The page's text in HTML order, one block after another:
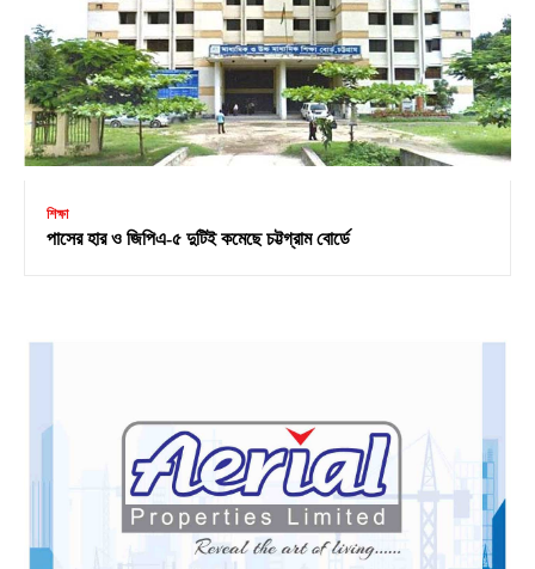
শিক্ষা
পাসের হার ও জিপিএ-৫ দুটিই কমেছে চট্টগ্রাম বোর্ডে